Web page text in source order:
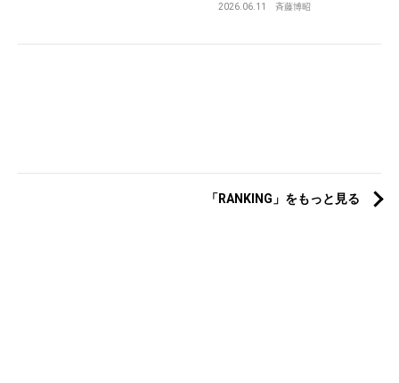
2026.06.11 斉藤博昭
「RANKING」をもっと見る